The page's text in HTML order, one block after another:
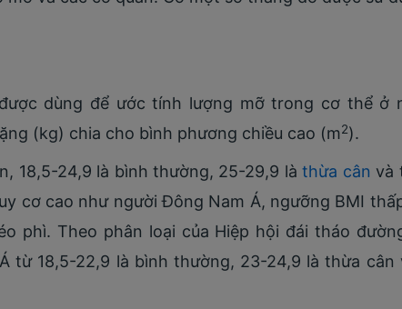
dùng để ước tính lượng mỡ trong cơ thể ở
(kg) chia cho bình phương chiều cao (m2).
18,5-24,9 là bình thường, 25-29,9 làthừa cân và
cơ cao như người Đông Nam Á, ngưỡng BMI
phì. Theo phân loại của Hiệp hội đái tháo
từ 18,5-22,9 là bình thường, 23-24,9 là thừa cân